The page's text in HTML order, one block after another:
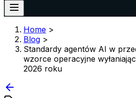
Home >
Blog >
Standardy agentów AI w
wzorce operacyjne
2026 roku